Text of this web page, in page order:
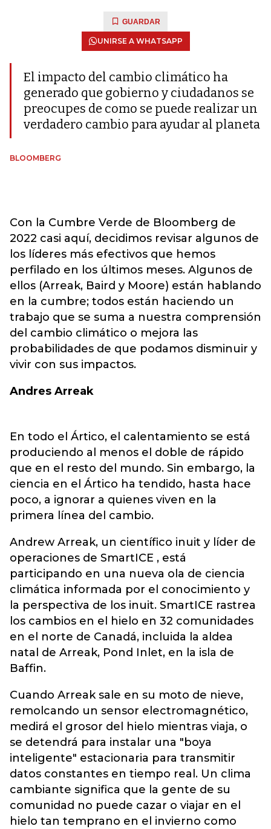
GUARDAR
UNIRSE A WHATSAPP
El impacto del cambio climático ha
generado que gobierno y ciudadanos se
preocupes de como se puede realizar un
verdadero cambio para ayudar al planeta
BLOOMBERG
Con la Cumbre Verde de Bloomberg de
2022 casi aquí, decidimos revisar algunos de
los líderes más efectivos que hemos
perfilado en los últimos meses. Algunos de
ellos (Arreak, Baird y Moore) están hablando
en la cumbre; todos están haciendo un
trabajo que se suma a nuestra comprensión
del cambio climático o mejora las
probabilidades de que podamos disminuir y
vivir con sus impactos.
Andres Arreak
En todo el Ártico, el calentamiento se está
produciendo al menos el doble de rápido
que en el resto del mundo. Sin embargo, la
ciencia en el Ártico ha tendido, hasta hace
poco, a ignorar a quienes viven en la
primera línea del cambio.
Andrew Arreak, un científico inuit y líder de
operaciones de SmartICE , está
participando en una nueva ola de ciencia
climática informada por el conocimiento y
la perspectiva de los inuit. SmartICE rastrea
los cambios en el hielo en 32 comunidades
en el norte de Canadá, incluida la aldea
natal de Arreak, Pond Inlet, en la isla de
Baffin.
Cuando Arreak sale en su moto de nieve,
remolcando un sensor electromagnético,
medirá el grosor del hielo mientras viaja, o
se detendrá para instalar una "boya
inteligente" estacionaria para transmitir
datos constantes en tiempo real. Un clima
cambiante significa que la gente de su
comunidad no puede cazar o viajar en el
hielo tan temprano en el invierno como